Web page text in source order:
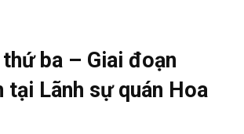
ba – Giai đoạn
tại Lãnh sự quán Hoa